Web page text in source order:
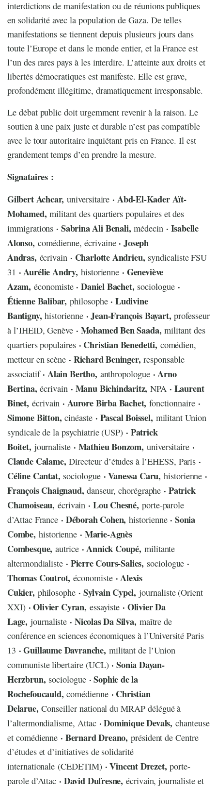
interdictions de manifestation ou de réunions publiques
en solidarité avec la population de Gaza. De telles
manifestations se tiennent depuis plusieurs jours dans
toute l’Europe et dans le monde entier, et la France est
l’un des rares pays à les interdire. L’atteinte aux droits et
libertés démocratiques est manifeste. Elle est grave,
profondément illégitime, dramatiquement irresponsable.
Le débat public doit urgemment revenir à la raison. Le
soutien à une paix juste et durable n’est pas compatible
avec le tour autoritaire inquiétant pris en France. Il est
grandement temps d’en prendre la mesure.
Signataires :
Gilbert Achcar,universitaire· Abd-El-Kader Aït-
Mohamed, militant des quartiers populaires et des
immigrations· Sabrina Ali Benali, médecin · Isabelle
Alonso, comédienne, écrivaine· Joseph
Andras, écrivain· Charlotte Andrieu, syndicaliste FSU
31 · Aurélie Andry, historienne· Geneviève
Azam, économiste· Daniel Bachet, sociologue ·
Étienne Balibar, philosophe· Ludivine
Bantigny, historienne · Jean-François Bayart, professeur
à l’IHEID, Genève· Mohamed Ben Saada, militant des
quartiers populaires · Christian Benedetti, comédien,
metteur en scène· Richard Beninger,responsable
associatif· Alain Bertho, anthropologue · Arno
Bertina, écrivain · Manu Bichindaritz, NPA· Laurent
Binet, écrivain· Aurore Birba Bachet, fonctionnaire ·
Simone Bitton, cinéaste · Pascal Boissel, militant Union
syndicale de la psychiatrie (USP)· Patrick
Boitet, journaliste· Mathieu Bonzom, universitaire·
Claude Calame,Directeur d’études à l’EHESS, Paris·
Céline Cantat, sociologue · Vanessa Caru, historienne·
François Chaignaud, danseur, chorégraphe· Patrick
Chamoiseau, écrivain· Lou Chesné, porte-parole
d’Attac France· Déborah Cohen,historienne· Sonia
Combe, historienne· Marie-Agnès
Combesque, autrice · Annick Coupé, militante
altermondialiste· Pierre Cours-Salies, sociologue·
Thomas Coutrot, économiste · Alexis
Cukier, philosophe· Sylvain Cypel, journaliste (Orient
XXI) · Olivier Cyran, essayiste· Olivier Da
Lage, journaliste· Nicolas Da Silva, maître de
conférence en sciences économiques à l’Université Paris
13 · Guillaume Davranche, militant de l’Union
communiste libertaire (UCL)· Sonia Dayan-
Herzbrun, sociologue · Sophie de la
Rochefoucauld, comédienne · Christian
Delarue, Conseiller national du MRAP délégué à
l’altermondialisme, Attac · Dominique Devals, chanteuse
et comédienne· Bernard Dreano, président de Centre
d’études et d’initiatives de solidarité
internationale (CEDETIM) · Vincent Drezet, porte-
parole d’Attac· David Dufresne, écrivain, journaliste et